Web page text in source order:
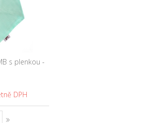
s plenkou -